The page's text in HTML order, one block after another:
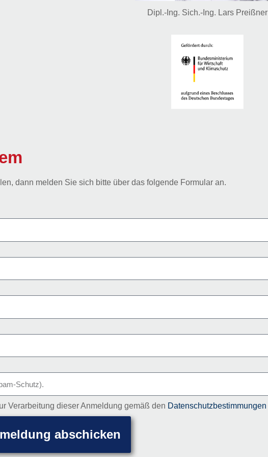
Dipl.-Ing. Sich.-Ing. Lars Preißner
dann melden Sie sich bitte über das folgende Formular an.
Verarbeitung dieser Anmeldung gemäß den Datenschutzbestimmungen
abschicken